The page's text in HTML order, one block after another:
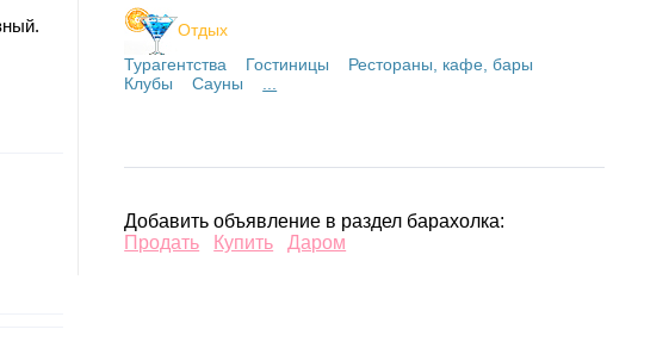
Отдых
Турагентства
Гостиницы
Рестораны, кафе, бары
Клубы
Сауны
Добавить объявление в раздел барахолка:
Продать
Купить Даром